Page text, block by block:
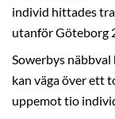
individ hittades
utanför Göteborg
Sowerbys
kan väga över ett
uppemot tio